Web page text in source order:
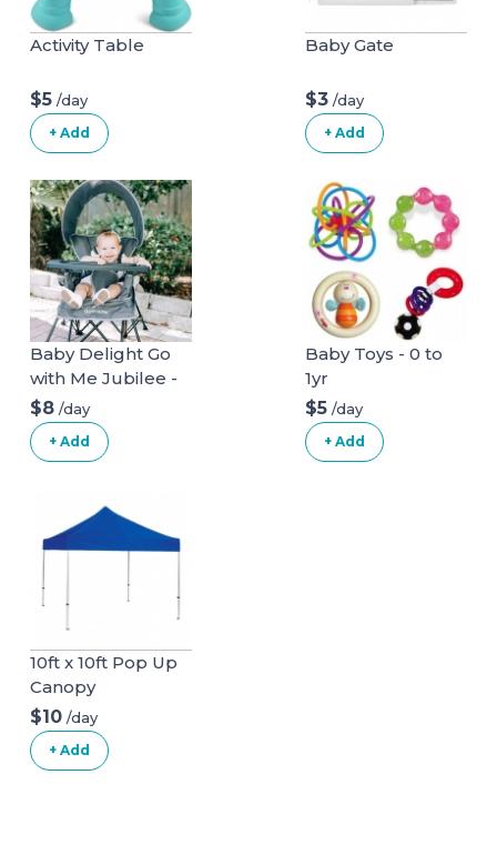
Activity Table
$5 /day
+ Add
Baby Gate
$3 /day
+ Add
Baby Delight Go
with Me Jubilee -
Deluxe Portable
Chair, Grey
$8 /day
+ Add
Baby Toys - 0 to
1yr
$5 /day
+ Add
10ft x 10ft Pop Up
Canopy
$10 /day
+ Add